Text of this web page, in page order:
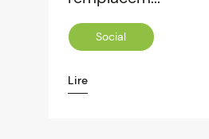
Social
Lire